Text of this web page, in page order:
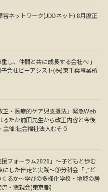
ネットワーク(JDDネット) 8月度正
し、仲間と共に成長する会社へ!」
会社ビーアシスト(株)東千葉事業所
正・医療的ケア児支援法」緊急Web
るたか前田先生から改正内容と今後
催:社会福祉法人むそう
フォーラム2026」～子どもと歩む
にした伴走と実践～③分科会「子ど
るか～学びの多様化学校・地域の居
・懇親会(東京都)